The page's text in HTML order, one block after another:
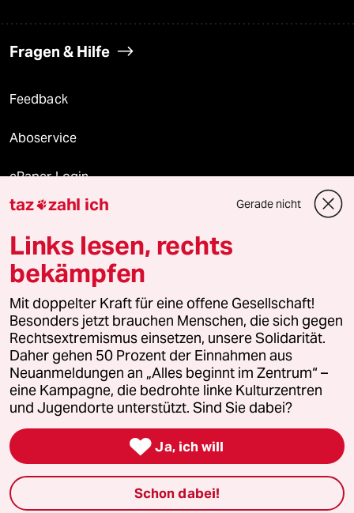
Fragen & Hilfe
Feedback
Aboservice
ePaper Login
Downloads für Abonnierende
© 2026 taz Verlags und Vertriebs GmbH
Alle Rechte vorbehalten. Bei rechtlichen Fragen oder für Genehmigungen
wenden Sie sich bitte an lizenzen@taz.de
Feedback Redaktionsstatut Kommune-Richtlinien
Leitlinie Informant Datenschutz Impressum AGB
Seitenwende Einwilligungen widerrufen (Ads)
taz zahl ich Gerade nicht
Links lesen, rechts
bekämpfen
Mit doppelter Kraft für eine offene Gesellschaft!
Besonders jetzt brauchen Menschen, die sich gegen
Rechtsextremismus einsetzen, unsere Solidarität.
Daher gehen 50 Prozent der Einnahmen aus
Neuanmeldungen an „Alles beginnt im Zentrum“ –
eine Kampagne, die bedrohte linke Kulturzentren
und Jugendorte unterstützt. Sind Sie dabei?
 Ja, ich will
Schon dabei!